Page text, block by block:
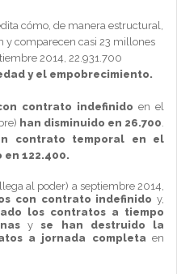
cómo, de manera estructural,
y comparecen casi 23 millones
2014, 22.931.700
y el empobrecimiento.
contrato indefinido en el
han disminuido en 26.700
contrato temporal en el
122.400.
al poder) a septiembre 2014,
con contrato indefinido y,
los contratos a tiempo
yse han destruido la
a jornada completa en